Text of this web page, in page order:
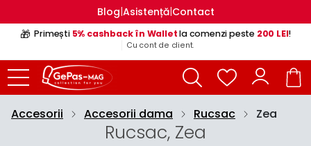
Blog|Asistență|Contact
🎁 Primești 5% cashback în Walletla comenzi peste 200 LEI!
Cu cont de client.
Accesorii Accesorii dama Rucsac Zea
Rucsac, Zea